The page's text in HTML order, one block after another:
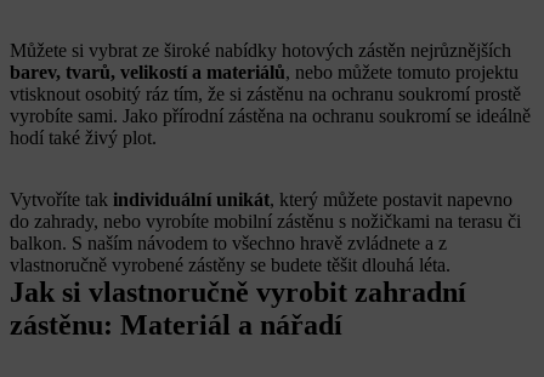
Můžete si vybrat ze široké nabídky hotových zástěn nejrůznějších
barev, tvarů, velikostí a materiálů, nebo můžete tomuto projektu
vtisknout osobitý ráz tím, že si zástěnu na ochranu soukromí prostě
vyrobíte sami. Jako přírodní zástěna na ochranu soukromí se ideálně
hodí také živý plot.
Vytvoříte tak individuální unikát, který můžete postavit napevno
do zahrady, nebo vyrobíte mobilní zástěnu s nožičkami na terasu či
balkon. S naším návodem to všechno hravě zvládnete a z
vlastnoručně vyrobené zástěny se budete těšit dlouhá léta.
Jak si vlastnoručně vyrobit zahradní
zástěnu: Materiál a nářadí